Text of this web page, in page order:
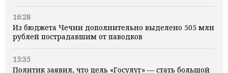
16:28
Из бюджета Чечни дополнительно выделено 505 млн
рублей пострадавшим от паводков
15:35
Политик заявил, что цель «Госулуг» — стать большой